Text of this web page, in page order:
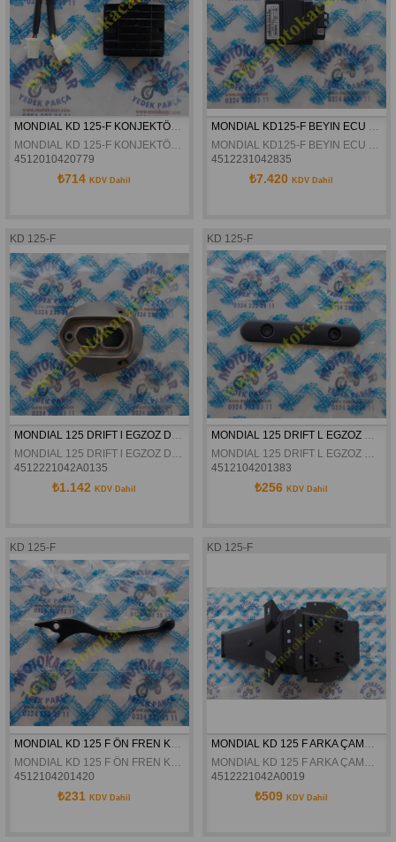
MONDIAL KD 125-F KONJEKTÖR ORJINAL
MONDIAL KD 125-F KONJEKTÖR ORJINAL
4512010420779
₺714 KDV Dahil
4512231042835
₺7.420 KDV Dahil
KD 125-F
4512221042A0135
₺1.142 KDV Dahil
KD 125-F
4512104201383
₺256 KDV Dahil
KD 125-F
4512104201420
₺231 KDV Dahil
KD 125-F
4512221042A0019
₺509 KDV Dahil